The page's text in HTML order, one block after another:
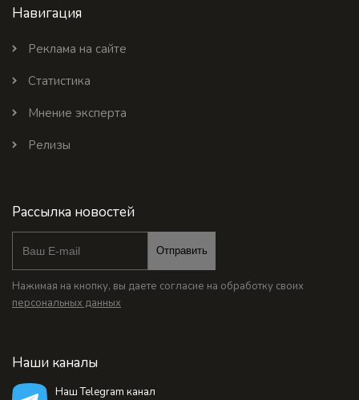
Навигация
Реклама на сайте
Статистика
Мнение эксперта
Релизы
Рассылка новостей
Отправить
Нажимая на кнопку, вы даете согласие на обработку своих
персональных данных
Наши каналы
Наш Telegram канал